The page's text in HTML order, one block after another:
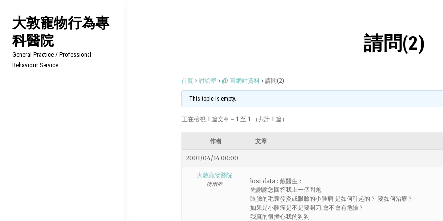
content
大敦寵物行為專
科醫院
General Practice / Professional
Behaviour Service
請問(2)
首頁 › 討論群 › @ 舊網站資料 › 請問(2)
This topic is empty.
正在檢視 1 篇文章 - 1 至 1 （共計 1 篇）
作者 文章
2001/04/14 00:00
大敦寵物醫院
使用者
lost data : 戴醫生﹕
先謝謝您回答我上一個問題
眼臉的毛囊發炎或眼臉的小腫瘤 是如何引起的﹖ 要如何治療﹖
如果是小腫瘤是不是要開刀,會不會有危險﹖
我真的很擔心我的狗狗